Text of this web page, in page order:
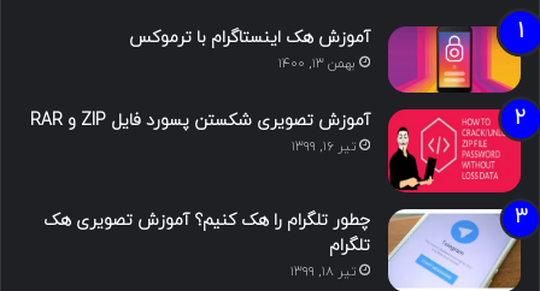
آموزش هک اینستاگرام با ترموکس
بهمن ۱۳, ۱۴۰۰
آموزش تصویری شکستن پسورد فایل ZIP و RAR
تیر ۱۶, ۱۳۹۹
چطور تلگرام را هک کنیم؟ آموزش تصویری هک
تلگرام
تیر ۱۸, ۱۳۹۹